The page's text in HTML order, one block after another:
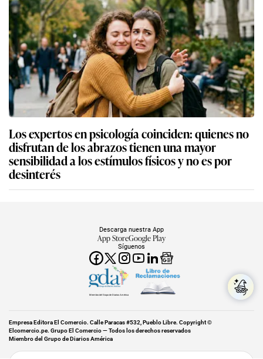
Los expertos en psicología coinciden: quienes no
disfrutan de los abrazos tienen una mayor
sensibilidad a los estímulos físicos y no es por
desinterés
Síguenos
Descarga nuestra App
App StoreGoogle Play
Miembro del Grupo de Diarios América
Empresa Editora El Comercio. Calle Paracas #532, Pueblo Libre. Copyright ©
Elcomercio.pe. Grupo El Comercio — Todos los derechos reservados
Miembro del Grupo de Diarios América